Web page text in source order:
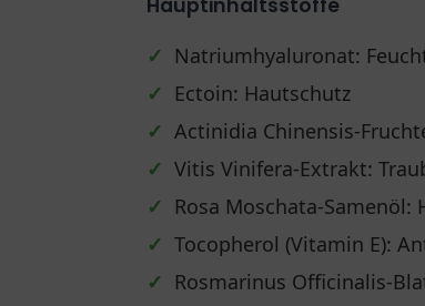
✓ Natriumhyaluronat:
✓ Ectoin: Hautschutz
✓ Actinidia Chinensis-
✓ Vitis Vinifera-Extrakt:
✓ Rosa Moschata-Samenöl:
✓ Tocopherol (Vitamin E):
✓ Rosmarinus Officinalis-